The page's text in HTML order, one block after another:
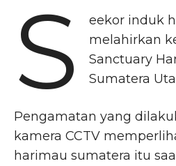
S
eekor induk
melahirkan
Sanctuary
Sumatera
Pengamatan yang
kamera CCTV
harimau sumatera itu